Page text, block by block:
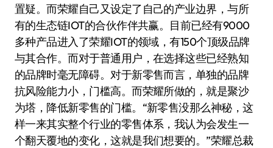
置疑。而荣耀自己又设定了自己的产业边界，与所
有的生态链IOT的合伙作伴共赢。目前已经有9000
多种产品进入了荣耀IOT的领域，有150个顶级品牌
与其合作。而对于普通用户，在选择这些已经熟知
的品牌时毫无障碍。对于新零售而言，单独的品牌
抗风险能力小，门槛高。而荣耀所做的，就是聚沙
为塔，降低新零售的门槛。“新零售没那么神秘，这
样一来其实整个行业的零售体系，我认为会发生一
个翻天覆地的变化，这就是我们想要的。”荣耀总裁